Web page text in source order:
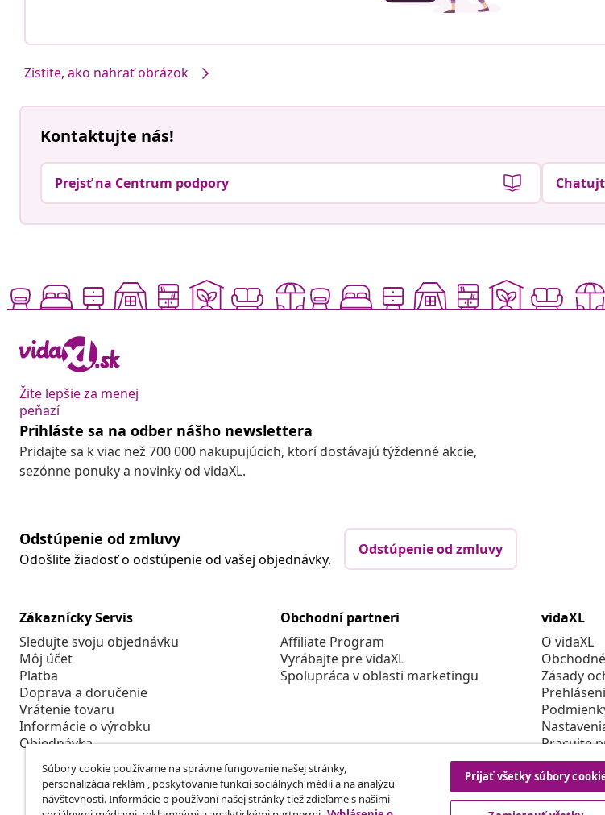
Zistite, ako nahrať obrázok
Kontaktujte nás!
Prejsť na Centrum podpory
Žite lepšie za menej
peňazí
Prihláste sa na odber nášho newslettera
Pridajte sa k viac než 700 000 nakupujúcich, ktorí dostávajú týždenné akcie,
sezónne ponuky a novinky od vidaXL.
Odstúpenie od zmluvy
Odošlite žiadosť o odstúpenie od vašej objednávky.
Odstúpenie od zmluvy
Zákaznícky Servis
Sledujte svoju objednávku
Môj účet
Platba
Doprava a doručenie
Vrátenie tovaru
Informácie o výrobku
Objednávka
Obchodní partneri
Affiliate Program
Vyrábajte pre vidaXL
Spolupráca v oblasti marketingu
vidaXL
O vidaXL
Zásady
Pracujte
Politikou
Súbory cookie používame na správne fungovanie našej stránky,
personalizácia reklám , poskytovanie funkcií sociálnych médií a na analýzu
návštevnosti. Informácie o používaní našej stránky tiež zdieľame s našimi
Prijať všetky súbory